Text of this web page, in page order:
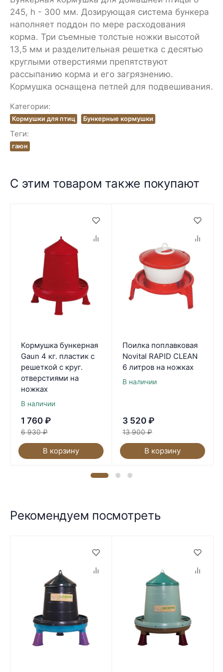
245, h - 300 мм. Дозирующая система бункера
наполняет поддон по мере расходования
корма. Три съемные толстые ножки высотой
13,5 мм и разделительная решетка с десятью
круглыми отверстиями препятствуют
рассыпанию корма и его загрязнению.
Кормушка оснащена петлей для подвешивания.
Категории:
Кормушки для птиц Бункерные кормушки
Теги:
гаюн
С этим товаром также покупают
Кормушка бункерная
Gaun 4 кг. пластик с
решеткой с круг.
отверстиями на
ножках
В наличии
1 760 ₽
6 930 ₽
В корзину
Поилка поплавковая
Novital RAPID CLEAN
6 литров на ножках
В наличии
3 520 ₽
13 900 ₽
В корзину
Рекомендуем посмотреть